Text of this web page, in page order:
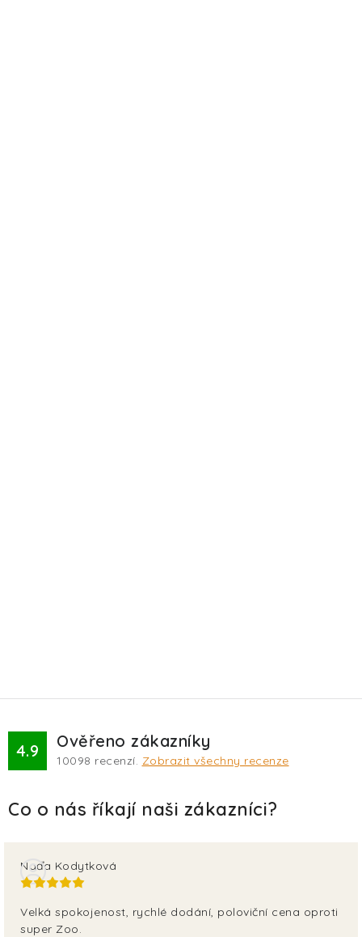
4.9 Ověřeno zákazníky
10098 recenzí. Zobrazit všechny recenze
Naďa Kodytková
Velká spokojenost, rychlé dodání, poloviční cena oproti
super Zoo.